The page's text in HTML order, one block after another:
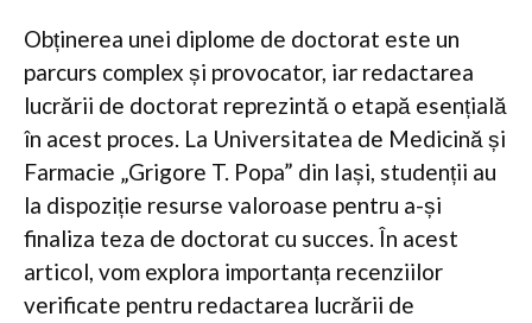
Obținerea unei diplome de doctorat este un
parcurs complex și provocator, iar redactarea
lucrării de doctorat reprezintă o etapă esențială
în acest proces. La Universitatea de Medicină și
Farmacie „Grigore T. Popa” din Iași, studenții au
la dispoziție resurse valoroase pentru a-și
finaliza teza de doctorat cu succes. În acest
articol, vom explora importanța recenziilor
verificate pentru redactarea lucrării de